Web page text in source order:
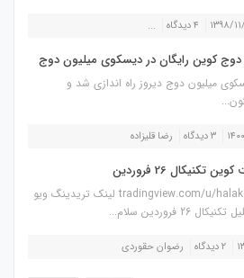
۱۱/۲۸ ۴ دیدگاه ...
کوین رایگان در دیسکوی میلیون دوج
میلیون دوج دیروز راه اندازی شد و
۱۴ ۳ دیدگاه رضا قلیزاده
تکنیکال 26 فروردین
tradingview.com/u/halakoei لینک تریدینگ ویو
26 فروردین سلام...
۲ دیدگاه رضوان حقوردی